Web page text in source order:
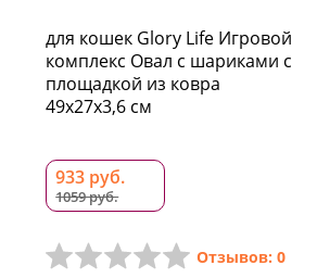
для кошек Glory Life Игровой
комплекс Овал с шариками с
площадкой из ковра
49х27х3,6 см
933 руб.
1059 руб.
Отзывов: 0